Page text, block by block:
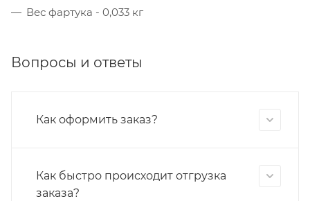
Вес фартука - 0,033 кг
Вопросы и ответы
Как оформить заказ?
Как быстро происходит отгрузка
заказа?